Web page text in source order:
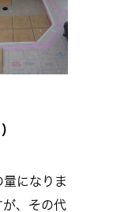
になりま
が、その代